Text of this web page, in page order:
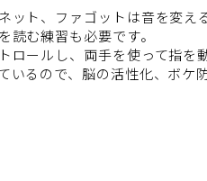
ット、ファゴットは音を変え
読む練習も必要です。
ロールし、両手を使って指を動
いるので、脳の活性化、ボケ